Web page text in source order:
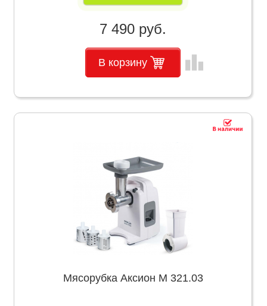
7 490 руб.
В корзину leaderboard
Мясорубка Аксион М 321.03